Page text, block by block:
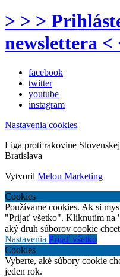
> > >
newslettera <
facebook
twitter
youtube
instagram
Nastavenia cookies
Liga proti rakovine
Bratislava
Vytvoril Melon Marketing
Cookies
Používame cookies. Ak si
"Prijať všetko". Kliknutím na
aký druh súborov cookie
Nastavenia Prijať všetko
Cookies
Vyberte, aké súbory cookie
jeden rok.